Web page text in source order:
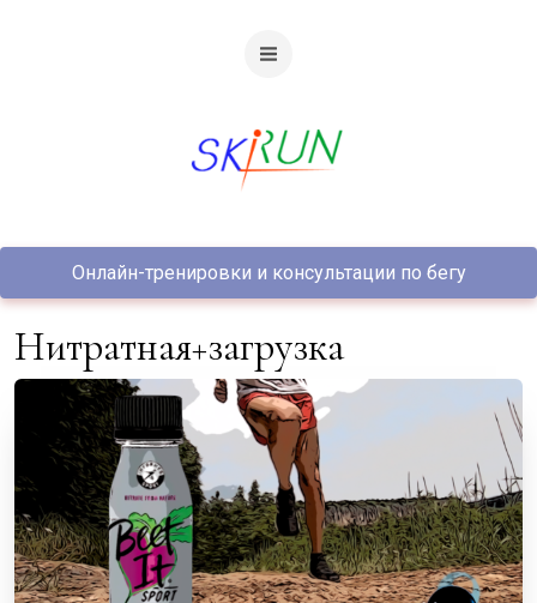
Онлайн-тренировки и консультации по бегу
нитратная+загрузка